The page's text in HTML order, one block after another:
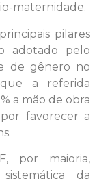
maternidade.
pilares
adotado pelo
de gênero no
a referida
a mão de obra
favorecer a
por maioria,
da